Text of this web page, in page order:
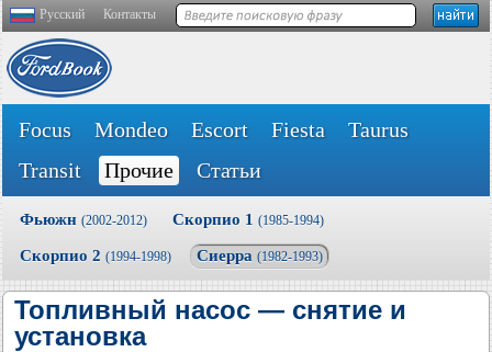
Русский Контакты
Focus Mondeo Escort Fiesta
Taurus
Transit
Прочие Статьи
Фьюжн (2002-2012) Скорпио 1 (1985-1994)
Скорпио 2 (1994-1998) Сиерра (1982-1993)
Топливный насос — снятие и
установка